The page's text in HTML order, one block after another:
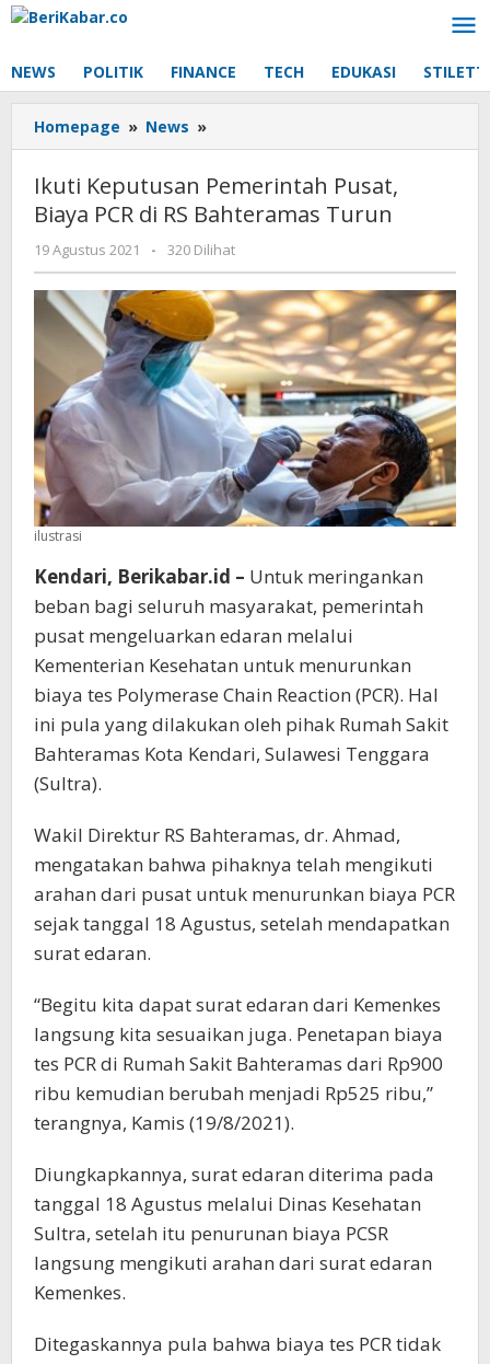
Lewati
NEWS POLITIK FINANCE TECH EDUKASI
Homepage » News »
Keputusan
Pusat,
Biaya
PCR
RS
Bahteramas
Turun
Ikuti Keputusan Pemerintah Pusat,
Biaya PCR di RS Bahteramas Turun
19 Agustus 2021
oleh
Beri
Kabar
- 320 Dilihat
ilustrasi
Kendari, Berikabar.id – Untuk meringankan
beban bagi seluruh masyarakat, pemerintah
pusat mengeluarkan edaran melalui
Kementerian Kesehatan untuk menurunkan
biaya tes Polymerase Chain Reaction (PCR). Hal
ini pula yang dilakukan oleh pihak Rumah Sakit
Bahteramas Kota Kendari, Sulawesi Tenggara
(Sultra).
Wakil Direktur RS Bahteramas, dr. Ahmad,
mengatakan bahwa pihaknya telah mengikuti
arahan dari pusat untuk menurunkan biaya PCR
sejak tanggal 18 Agustus, setelah mendapatkan
surat edaran.
“Begitu kita dapat surat edaran dari Kemenkes
langsung kita sesuaikan juga. Penetapan biaya
tes PCR di Rumah Sakit Bahteramas dari Rp900
ribu kemudian berubah menjadi Rp525 ribu,”
terangnya, Kamis (19/8/2021).
Diungkapkannya, surat edaran diterima pada
tanggal 18 Agustus melalui Dinas Kesehatan
Sultra, setelah itu penurunan biaya PCSR
langsung mengikuti arahan dari surat edaran
Kemenkes.
Ditegaskannya pula bahwa biaya tes PCR tidak